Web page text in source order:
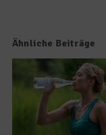
Ähnliche Beiträge